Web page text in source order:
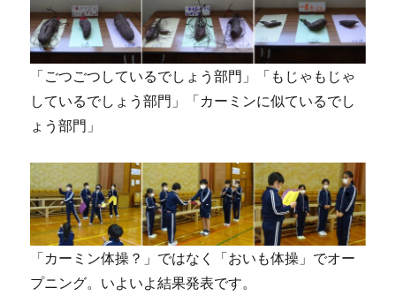
「ごつごつしているでしょう部門」「もじゃもじゃ
しているでしょう部門」「カーミンに似ているでし
ょう部門」
「カーミン体操？」ではなく「おいも体操」でオー
プニング。いよいよ結果発表です。